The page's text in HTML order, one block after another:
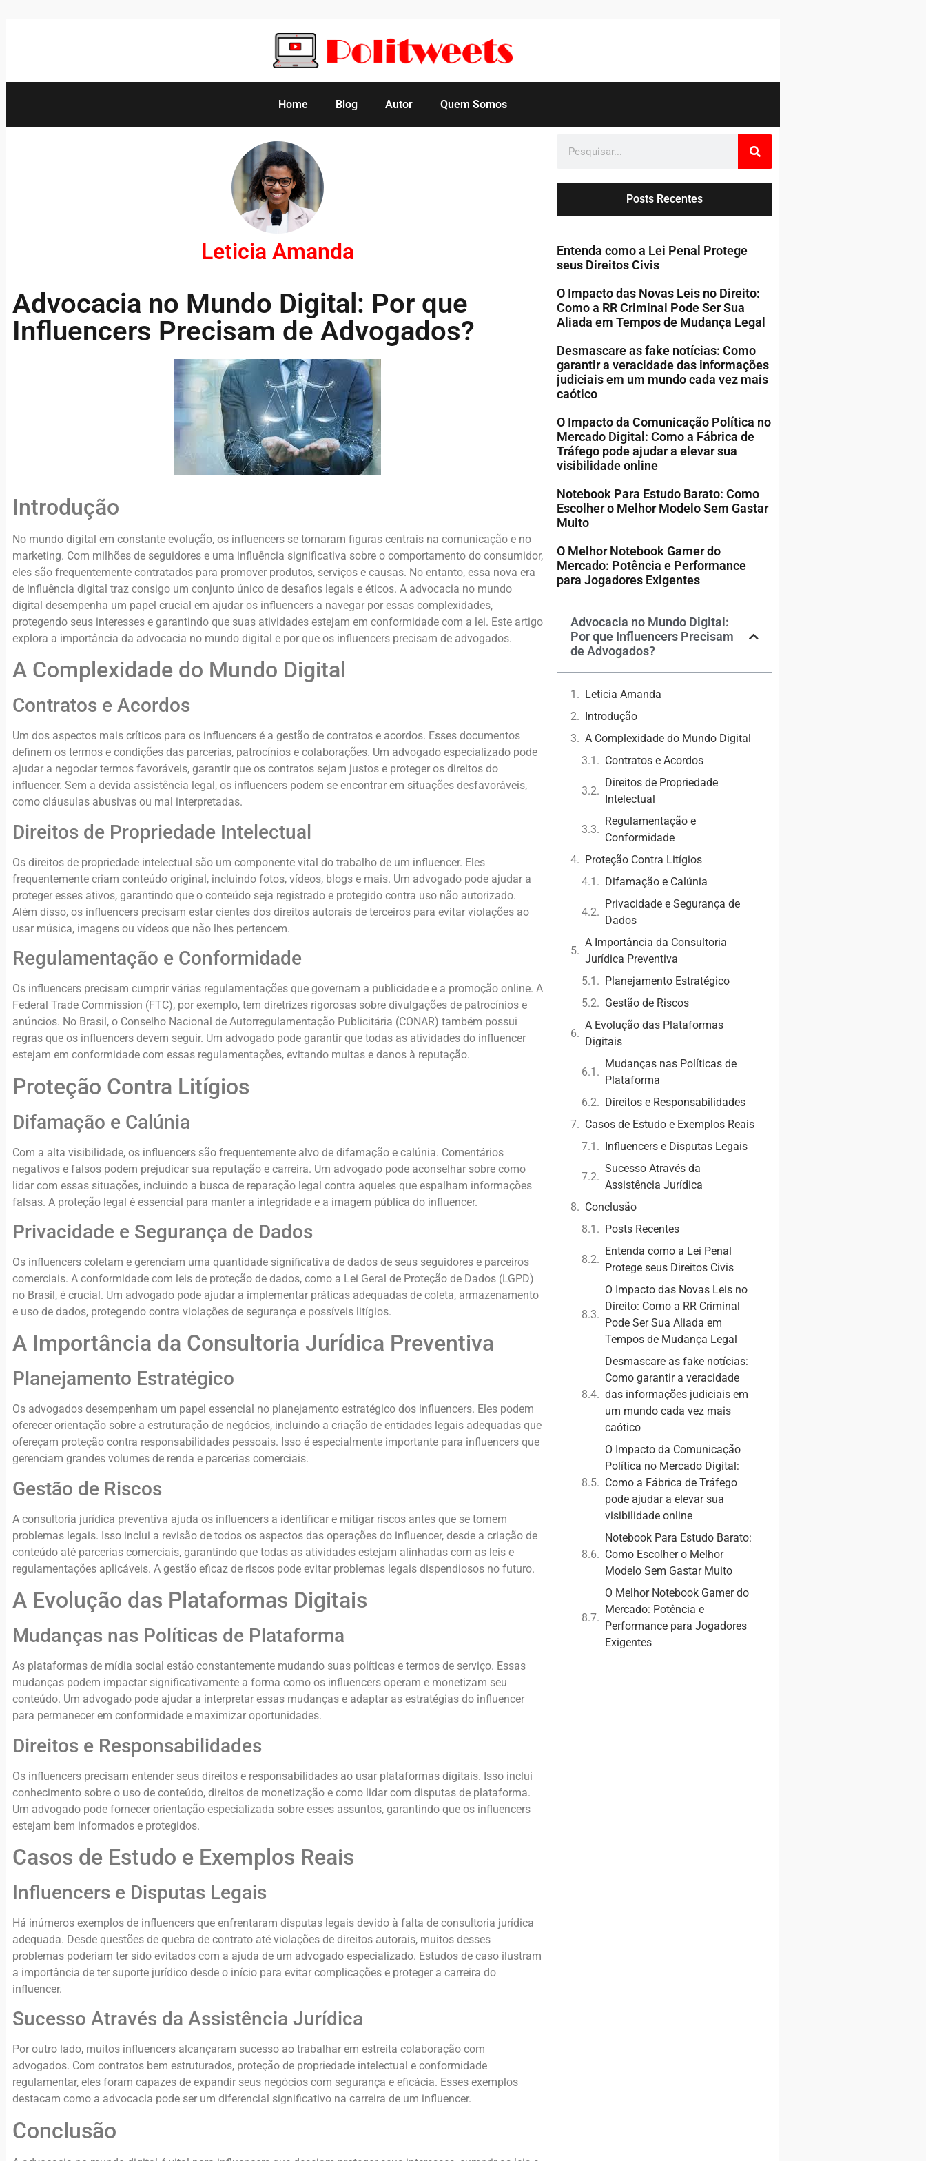
Home Blog Autor Quem Somos
Leticia Amanda
Advocacia no Mundo Digital: Por que
Influencers Precisam de Advogados?
Introdução
No mundo digital em constante evolução, os influencers se tornaram figuras centrais na comunicação e no
marketing. Com milhões de seguidores e uma influência significativa sobre o comportamento do consumidor,
eles são frequentemente contratados para promover produtos, serviços e causas. No entanto, essa nova era
de influência digital traz consigo um conjunto único de desafios legais e éticos. A advocacia no mundo
digital desempenha um papel crucial em ajudar os influencers a navegar por essas complexidades,
protegendo seus interesses e garantindo que suas atividades estejam em conformidade com a lei. Este artigo
explora a importância da advocacia no mundo digital e por que os influencers precisam de advogados.
A Complexidade do Mundo Digital
Contratos e Acordos
Um dos aspectos mais críticos para os influencers é a gestão de contratos e acordos. Esses documentos
definem os termos e condições das parcerias, patrocínios e colaborações. Um advogado especializado pode
ajudar a negociar termos favoráveis, garantir que os contratos sejam justos e proteger os direitos do
influencer. Sem a devida assistência legal, os influencers podem se encontrar em situações desfavoráveis,
como cláusulas abusivas ou mal interpretadas.
Direitos de Propriedade Intelectual
Os direitos de propriedade intelectual são um componente vital do trabalho de um influencer. Eles
frequentemente criam conteúdo original, incluindo fotos, vídeos, blogs e mais. Um advogado pode ajudar a
proteger esses ativos, garantindo que o conteúdo seja registrado e protegido contra uso não autorizado.
Além disso, os influencers precisam estar cientes dos direitos autorais de terceiros para evitar violações ao
usar música, imagens ou vídeos que não lhes pertencem.
Regulamentação e Conformidade
Os influencers precisam cumprir várias regulamentações que governam a publicidade e a promoção online. A
Federal Trade Commission (FTC), por exemplo, tem diretrizes rigorosas sobre divulgações de patrocínios e
anúncios. No Brasil, o Conselho Nacional de Autorregulamentação Publicitária (CONAR) também possui
regras que os influencers devem seguir. Um advogado pode garantir que todas as atividades do influencer
estejam em conformidade com essas regulamentações, evitando multas e danos à reputação.
Proteção Contra Litígios
Difamação e Calúnia
Com a alta visibilidade, os influencers são frequentemente alvo de difamação e calúnia. Comentários
negativos e falsos podem prejudicar sua reputação e carreira. Um advogado pode aconselhar sobre como
lidar com essas situações, incluindo a busca de reparação legal contra aqueles que espalham informações
falsas. A proteção legal é essencial para manter a integridade e a imagem pública do influencer.
Privacidade e Segurança de Dados
Os influencers coletam e gerenciam uma quantidade significativa de dados de seus seguidores e parceiros
comerciais. A conformidade com leis de proteção de dados, como a Lei Geral de Proteção de Dados (LGPD)
no Brasil, é crucial. Um advogado pode ajudar a implementar práticas adequadas de coleta, armazenamento
e uso de dados, protegendo contra violações de segurança e possíveis litígios.
A Importância da Consultoria Jurídica Preventiva
Planejamento Estratégico
Os advogados desempenham um papel essencial no planejamento estratégico dos influencers. Eles podem
oferecer orientação sobre a estruturação de negócios, incluindo a criação de entidades legais adequadas que
ofereçam proteção contra responsabilidades pessoais. Isso é especialmente importante para influencers que
gerenciam grandes volumes de renda e parcerias comerciais.
Gestão de Riscos
A consultoria jurídica preventiva ajuda os influencers a identificar e mitigar riscos antes que se tornem
problemas legais. Isso inclui a revisão de todos os aspectos das operações do influencer, desde a criação de
conteúdo até parcerias comerciais, garantindo que todas as atividades estejam alinhadas com as leis e
regulamentações aplicáveis. A gestão eficaz de riscos pode evitar problemas legais dispendiosos no futuro.
A Evolução das Plataformas Digitais
Mudanças nas Políticas de Plataforma
As plataformas de mídia social estão constantemente mudando suas políticas e termos de serviço. Essas
mudanças podem impactar significativamente a forma como os influencers operam e monetizam seu
conteúdo. Um advogado pode ajudar a interpretar essas mudanças e adaptar as estratégias do influencer
para permanecer em conformidade e maximizar oportunidades.
Direitos e Responsabilidades
Os influencers precisam entender seus direitos e responsabilidades ao usar plataformas digitais. Isso inclui
conhecimento sobre o uso de conteúdo, direitos de monetização e como lidar com disputas de plataforma.
Um advogado pode fornecer orientação especializada sobre esses assuntos, garantindo que os influencers
estejam bem informados e protegidos.
Casos de Estudo e Exemplos Reais
Influencers e Disputas Legais
Há inúmeros exemplos de influencers que enfrentaram disputas legais devido à falta de consultoria jurídica
adequada. Desde questões de quebra de contrato até violações de direitos autorais, muitos desses
problemas poderiam ter sido evitados com a ajuda de um advogado especializado. Estudos de caso ilustram
a importância de ter suporte jurídico desde o início para evitar complicações e proteger a carreira do
influencer.
Sucesso Através da Assistência Jurídica
Por outro lado, muitos influencers alcançaram sucesso ao trabalhar em estreita colaboração com
advogados. Com contratos bem estruturados, proteção de propriedade intelectual e conformidade
regulamentar, eles foram capazes de expandir seus negócios com segurança e eficácia. Esses exemplos
destacam como a advocacia pode ser um diferencial significativo na carreira de um influencer.
Conclusão
Posts Recentes
Entenda como a Lei Penal Protege
seus Direitos Civis
O Impacto das Novas Leis no Direito:
Como a RR Criminal Pode Ser Sua
Aliada em Tempos de Mudança Legal
Desmascare as fake notícias: Como
garantir a veracidade das informações
judiciais em um mundo cada vez mais
caótico
O Impacto da Comunicação Política no
Mercado Digital: Como a Fábrica de
Tráfego pode ajudar a elevar sua
visibilidade online
Notebook Para Estudo Barato: Como
Escolher o Melhor Modelo Sem Gastar
Muito
O Melhor Notebook Gamer do
Mercado: Potência e Performance
para Jogadores Exigentes
Advocacia no Mundo Digital:
Por que Influencers Precisam
de Advogados?
Leticia Amanda
Introdução
A Complexidade do Mundo Digital
Contratos e Acordos
Direitos de Propriedade
Intelectual
Regulamentação e
Conformidade
Proteção Contra Litígios
Difamação e Calúnia
Privacidade e Segurança de
Dados
A Importância da Consultoria
Jurídica Preventiva
Planejamento Estratégico
Gestão de Riscos
A Evolução das Plataformas
Digitais
Mudanças nas Políticas de
Plataforma
Direitos e Responsabilidades
Casos de Estudo e Exemplos Reais
Influencers e Disputas Legais
Sucesso Através da
Assistência Jurídica
Conclusão
Posts Recentes
Entenda como a Lei Penal
Protege seus Direitos Civis
O Impacto das Novas Leis no
Direito: Como a RR Criminal
Pode Ser Sua Aliada em
Tempos de Mudança Legal
Desmascare as fake notícias:
Como garantir a veracidade
das informações judiciais em
um mundo cada vez mais
caótico
O Impacto da Comunicação
Política no Mercado Digital:
Como a Fábrica de Tráfego
pode ajudar a elevar sua
visibilidade online
Notebook Para Estudo Barato:
Como Escolher o Melhor
Modelo Sem Gastar Muito
O Melhor Notebook Gamer do
Mercado: Potência e
Performance para Jogadores
Exigentes